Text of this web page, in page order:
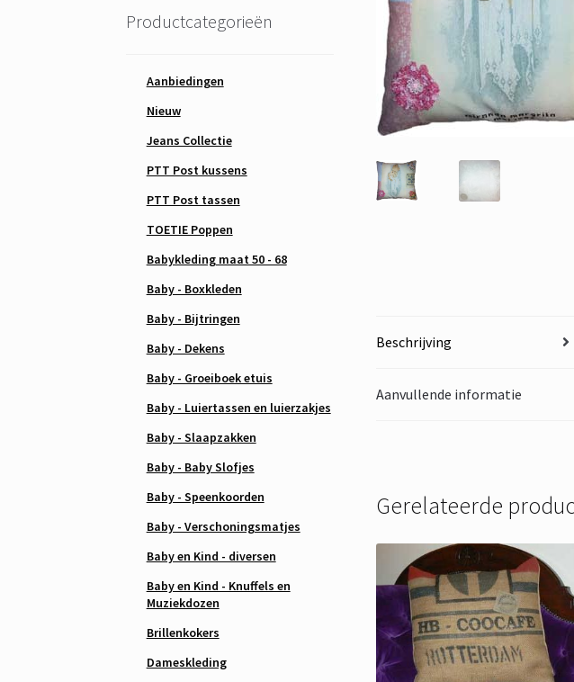
Beschrijving
Aanvullende informatie
Gerelateerde
Productcategorieën
Aanbiedingen
Nieuw
Jeans Collectie
PTT Post kussens
PTT Post tassen
TOETIE Poppen
Babykleding maat 50 - 68
Baby - Boxkleden
Baby - Bijtringen
Baby - Dekens
Baby - Groeiboek etuis
Baby - Luiertassen en luierzakjes
Baby - Slaapzakken
Baby - Baby Slofjes
Baby - Speenkoorden
Baby - Verschoningsmatjes
Baby en Kind - diversen
Baby en Kind - Knuffels en
Muziekdozen
Brillenkokers
Dameskleding